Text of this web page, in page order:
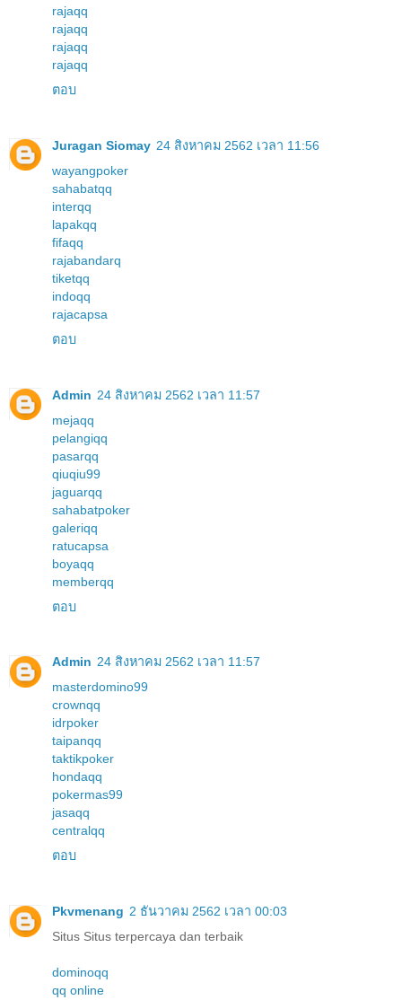
rajaqq
rajaqq
rajaqq
rajaqq
ตอบ
Juragan Siomay 24 สิงหาคม 2562 เวลา 11:56
wayangpoker
sahabatqq
interqq
lapakqq
fifaqq
rajabandarq
tiketqq
indoqq
rajacapsa
ตอบ
Admin 24 สิงหาคม 2562 เวลา 11:57
mejaqq
pelangiqq
pasarqq
qiuqiu99
jaguarqq
sahabatpoker
galeriqq
ratucapsa
boyaqq
memberqq
ตอบ
Admin 24 สิงหาคม 2562 เวลา 11:57
masterdomino99
crownqq
idrpoker
taipanqq
taktikpoker
hondaqq
pokermas99
jasaqq
centralqq
ตอบ
Pkvmenang 2 ธันวาคม 2562 เวลา 00:03
Situs Situs terpercaya dan terbaik
dominoqq
qq online